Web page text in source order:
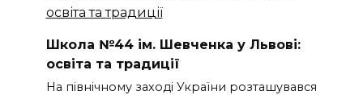
Школа №44 ім. Шевченка у Львові:
освіта та традиції
На північному заході України розташувався